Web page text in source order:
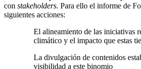
con stakeholders. Para ello el informe de
siguientes acciones:
El alineamiento de las iniciativas
climático y el impacto que estas
La divulgación de contenidos
visibilidad a este binomio